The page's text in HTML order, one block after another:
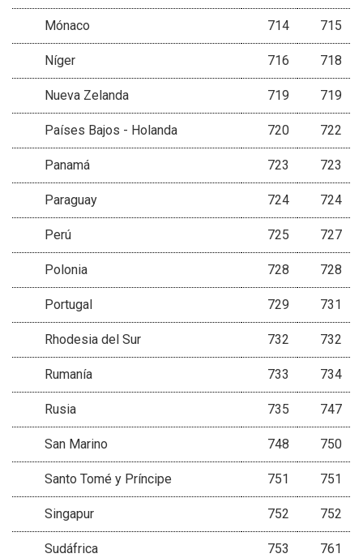
Mónaco 714 715
Níger 716 718
Nueva Zelanda 719 719
Países Bajos - Holanda 720 722
Panamá 723 723
Paraguay 724 724
Perú 725 727
Polonia 728 728
Portugal 729 731
Rhodesia del Sur 732 732
Rumanía 733 734
Rusia 735 747
San Marino 748 750
Santo Tomé y Príncipe 751 751
Singapur 752 752
Sudáfrica 753 761